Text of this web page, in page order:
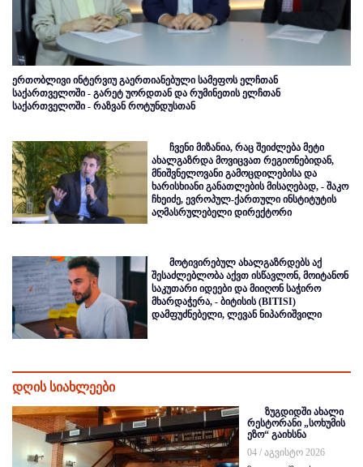
ერთობლივი ინტერვიუ გაერთიანებული სამეფოს ელჩთან
საქართველოში - გარეტ უორდთან და რუმინეთის ელჩთან
საქართველოში - რაზვან როტუნდუსთან
ჩვენი მიზანია, რაც შეიძლება მეტი
ახალგაზრდა მოვიცვათ რეგიონებიდან,
მნიშვნელოვანი გამოცდილებისა და
ხარისხიანი განათლების მისაღებად, - შაკო
ჩხეიძე, ევროპულ-ქართული ინსტიტუტის
აღმასრულებელი დირექტორი
მოტივირებულ ახალგაზრდებს აქ
შესაძლებლობა აქვთ ისწავლონ, მოიტანონ
საკუთარი იდეები და მიიღონ საჭირო
მხარდაჭერა, - ბიტისის (BITISI)
დამფუძნებელი, ლევან ნიპარიშვილი
დღის სიახლეები
ზუგდიდში ახალი
რესტორანი „სოხუმის
ეზო“ გაიხსნა
04 / აგვისტო 2026